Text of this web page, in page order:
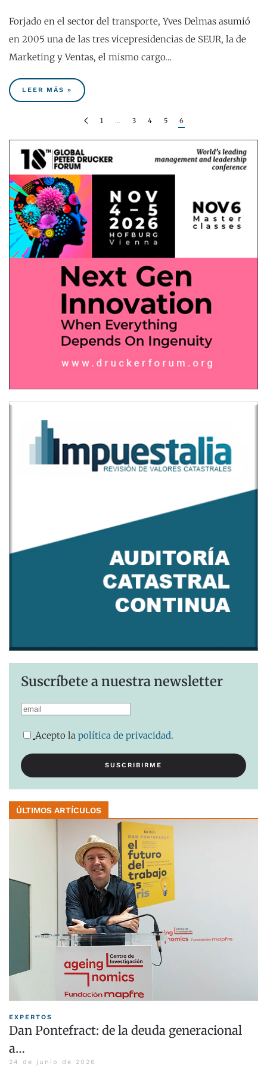
Forjado en el sector del transporte, Yves Delmas asumió
en 2005 una de las tres vicepresidencias de SEUR, la de
Marketing y Ventas, el mismo cargo…
LEER MÁS »
1 … 3 4 5 6
Suscríbete a nuestra newsletter
Acepto la política de privacidad.
ÚLTIMOS ARTÍCULOS
EXPERTOS
Dan Pontefract: de la deuda generacional
a…
24 de junio de 2026